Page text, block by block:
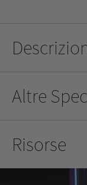
Altre
Risorse